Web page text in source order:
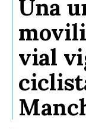
Una
vial